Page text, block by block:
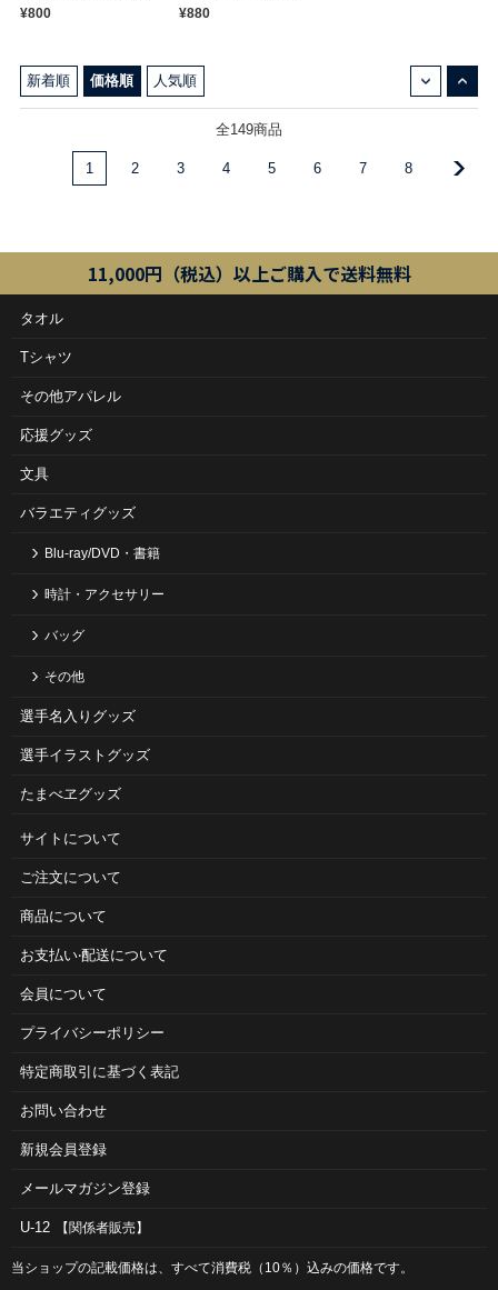
¥800
¥880
新着順 価格順 人気順
全149商品
1 2 3 4 5 6 7 8
11,000円（税込）以上ご購入で送料無料
タオル
Tシャツ
その他アパレル
応援グッズ
文具
バラエティグッズ
Blu-ray/DVD・書籍
時計・アクセサリー
バッグ
その他
選手名入りグッズ
選手イラストグッズ
たまべヱグッズ
サイトについて
ご注⽂について
商品について
お⽀払い‧配送について
会員について
プライバシーポリシー
特定商取引に基づく表記
お問い合わせ
新規会員登録
メールマガジン登録
U-12 【関係者販売】
当ショップの記載価格は、すべて消費税（10％）込みの価格です。